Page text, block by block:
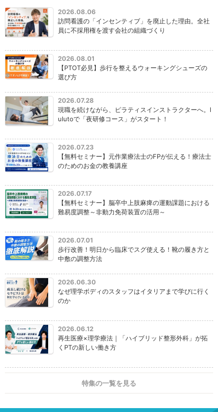
2026.08.06
訪問看護の「インセンティブ」を廃止した理由。全社
員に不採用権を渡す会社の組織づくり
2026.08.01
【PTOT必見】歩行を整えるウォーキングシューズの
選び方
2026.07.28
現職を続けながら、ピラティスインストラクターへ。l
ulutoで「夜研修コース」がスタート！
2026.07.23
【無料セミナー】元作業療法士のFPが伝える！療法士
のためのお金の教養講座
2026.07.17
【無料セミナー】脳卒中上肢麻痺の運動課題における
難易度調整～非動力免荷装置の活用～
2026.07.01
歩行改善！明日から臨床でスグ使える！靴の履き方と
中敷の調整方法
2026.06.30
なぜ理学ボディのスタッフはイタリアまで学びに行く
のか
2026.06.12
再生医療×理学療法｜「ハイブリッド整形外科」が拓
くPTの新しい働き方
特集の一覧を見る